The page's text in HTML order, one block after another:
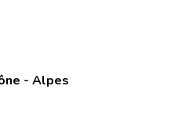
- Alpes